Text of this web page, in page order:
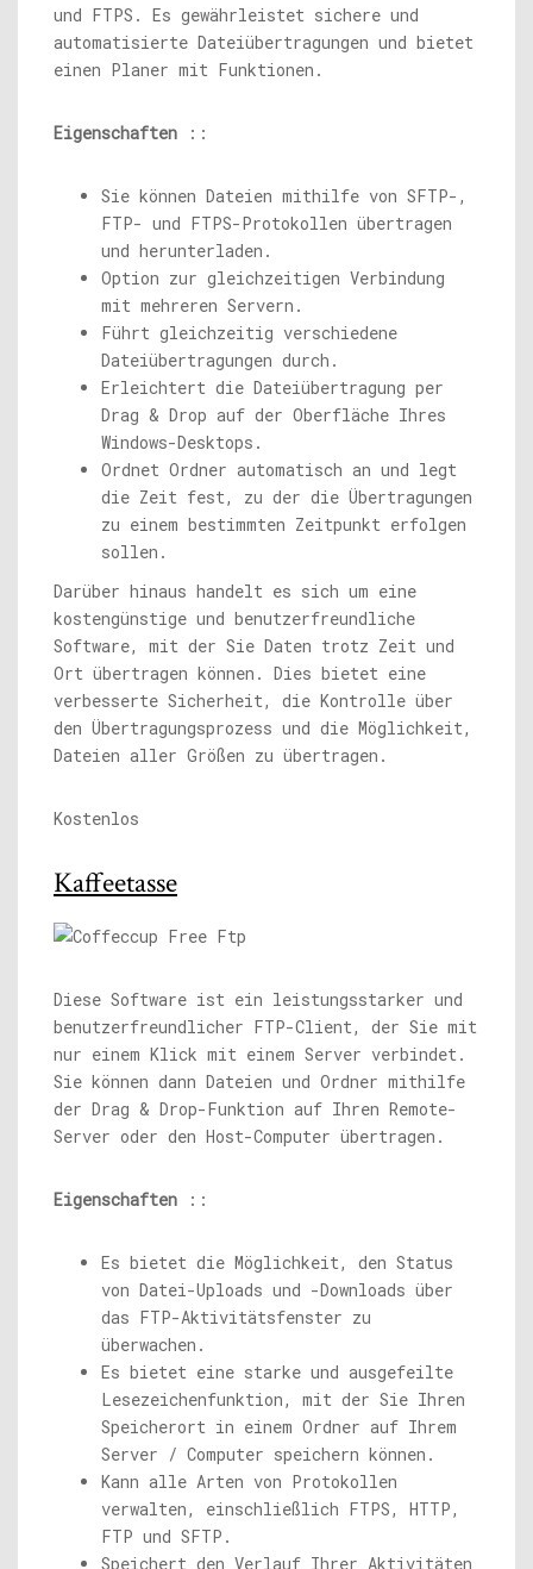
und FTPS. Es gewährleistet sichere und
automatisierte Dateiübertragungen und bietet
einen Planer mit Funktionen.
Eigenschaften ::
Sie können Dateien mithilfe von SFTP-,
FTP- und FTPS-Protokollen übertragen
und herunterladen.
Option zur gleichzeitigen Verbindung
mit mehreren Servern.
Führt gleichzeitig verschiedene
Dateiübertragungen durch.
Erleichtert die Dateiübertragung per
Drag & Drop auf der Oberfläche Ihres
Windows-Desktops.
Ordnet Ordner automatisch an und legt
die Zeit fest, zu der die Übertragungen
zu einem bestimmten Zeitpunkt erfolgen
sollen.
Darüber hinaus handelt es sich um eine
kostengünstige und benutzerfreundliche
Software, mit der Sie Daten trotz Zeit und
Ort übertragen können. Dies bietet eine
verbesserte Sicherheit, die Kontrolle über
den Übertragungsprozess und die Möglichkeit,
Dateien aller Größen zu übertragen.
Kostenlos
Kaffeetasse
Diese Software ist ein leistungsstarker und
benutzerfreundlicher FTP-Client, der Sie mit
nur einem Klick mit einem Server verbindet.
Sie können dann Dateien und Ordner mithilfe
der Drag & Drop-Funktion auf Ihren Remote-
Server oder den Host-Computer übertragen.
Eigenschaften ::
Es bietet die Möglichkeit, den Status
von Datei-Uploads und -Downloads über
das FTP-Aktivitätsfenster zu
überwachen.
Es bietet eine starke und ausgefeilte
Lesezeichenfunktion, mit der Sie Ihren
Speicherort in einem Ordner auf Ihrem
Server / Computer speichern können.
Kann alle Arten von Protokollen
verwalten, einschließlich FTPS, HTTP,
FTP und SFTP.
Speichert den Verlauf Ihrer Aktivitäten